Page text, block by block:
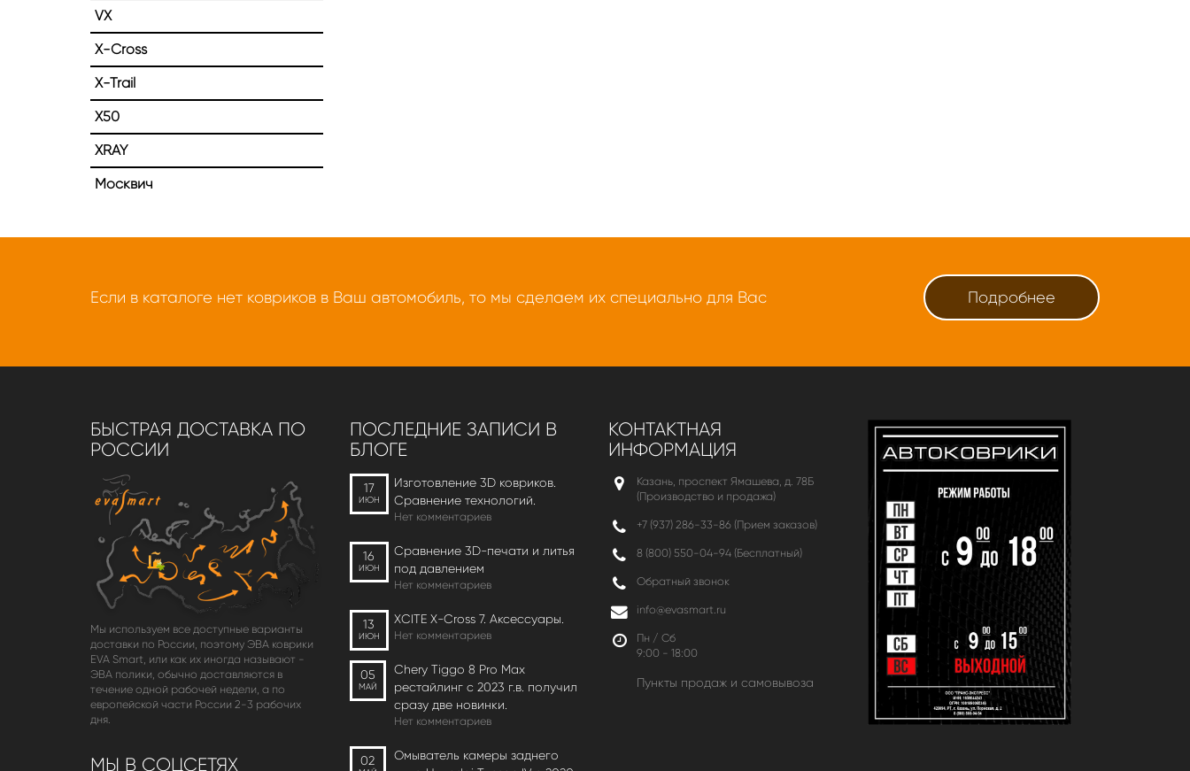
VX
X-Cross
X-Trail
X50
XRAY
Москвич
Если в каталоге нет ковриков в Ваш автомобиль, то мы сделаем их специально для Вас Подробнее
БЫСТРАЯ ДОСТАВКА ПО
РОССИИ
Мы используем все доступные варианты
доставки по России, поэтому ЭВА коврики
EVA Smart, или как их иногда называют -
ЭВА полики, обычно доставляются в
течение одной рабочей недели, а по
европейской части России 2-3 рабочих
дня.
МЫ В СОЦСЕТЯХ
ПОСЛЕДНИЕ ЗАПИСИ В
БЛОГЕ
17
ИЮН
Изготовление 3D ковриков.
Сравнение технологий.
Нет комментариев
16
ИЮН
Сравнение 3D-печати и литья
под давлением
Нет комментариев
13
ИЮН
XCITE X-Cross 7. Аксессуары.
Нет комментариев
05
МАЙ
Chery Tiggo 8 Pro Max
рестайлинг с 2023 г.в. получил
сразу две новинки.
Нет комментариев
02
Омыватель камеры заднего
КОНТАКТНАЯ
ИНФОРМАЦИЯ
Казань, проспект Ямашева, д. 78Б
(Производство и продажа)
+7 (937) 286-33-86 (Прием заказов)
8 (800) 550-04-94 (Бесплатный)
Обратный звонок
info@evasmart.ru
Пн / Сб
9:00 - 18:00
Пункты продаж и самовывоза